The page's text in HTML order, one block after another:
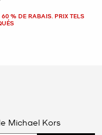
60 % DE RABAIS. PRIX TELS
Michael Kors